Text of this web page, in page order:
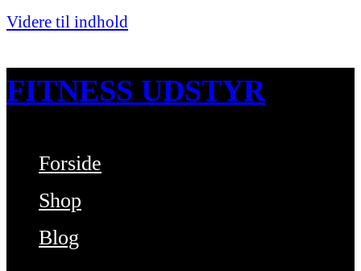
Videre til indhold
FITNESS UDSTYR
Bare endnu et fitness websted
Forside
Shop
Blog